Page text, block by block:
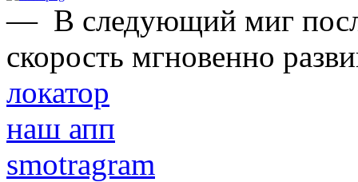
— В следующий миг
скорость мгновенно
локатор
наш апп
smotragram